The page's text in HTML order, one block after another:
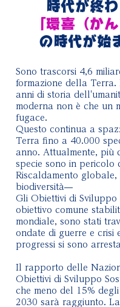
時代が終わ
「環喜（かん
の時代が始
Sono trascorsi 4,6
formazione della Terra.
anni di storia
moderna non è che un
fugace.
Questo continua a
Terra fino a 40.000
anno. Attualmente, più
specie sono in pericolo
Riscaldamento
biodiversità—
Gli Obiettivi di Sviluppo
obiettivo comune
mondiale, sono stati
ondate di guerre e crisi
progressi si sono
Il rapporto delle
Obiettivi di Sviluppo
che meno del 15%
2030 sarà raggiunto.